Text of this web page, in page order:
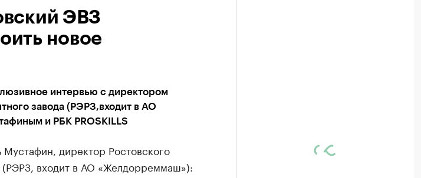
ЭВЗ
новое
интервью с директором
завода (РЭРЗ,входит в АО
и РБК PROSKILLS
Мустафин, директор Ростовского
(РЭРЗ, входит в АО «Желдорреммаш»):